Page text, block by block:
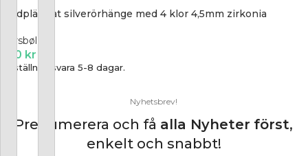
Guldpläterat silverörhänge med 4 klor 4,5mm zirkonia
Siersbøl
500 kr
Beställningsvara 5-8 dagar.
Nyhetsbrev!
Prenumerera och få alla Nyheter först,
enkelt och snabbt!